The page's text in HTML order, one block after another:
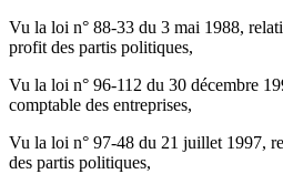
Vu la loi n° 88-33 du 3 mai 1988,
profit des partis politiques,
Vu la loi n° 96-112 du 30 décembre
comptable des entreprises,
Vu la loi n° 97-48 du 21 juillet 1997,
des partis politiques,